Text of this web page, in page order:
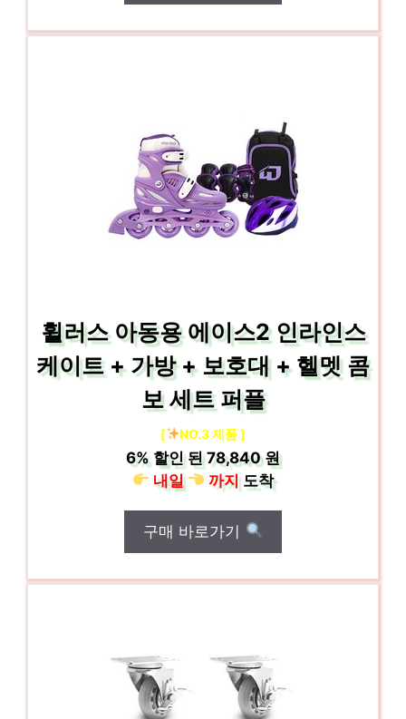
휠러스 아동용 에이스2 인라인스
케이트 + 가방 + 보호대 + 헬멧 콤
보 세트 퍼플
[ NO.3 제품 ]
6% 할인 된78,840 원
내일
까지도착
구매 바로가기